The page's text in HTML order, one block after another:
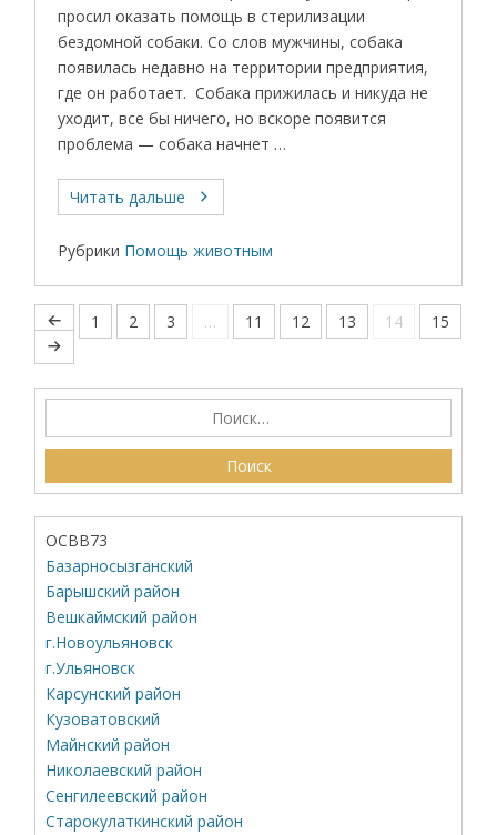
просил оказать помощь в стерилизации
бездомной собаки. Со слов мужчины, собака
появилась недавно на территории предприятия,
где он работает. Собака прижилась и никуда не
уходит, все бы ничего, но вскоре появится
проблема — собака начнет …
Читать дальше
Рубрики Помощь животным
1 2 3 … 11 12 13 14 15
ОСВВ73
Базарносызганский
Барышский район
Вешкаймский район
г.Новоульяновск
г.Ульяновск
Карсунский район
Кузоватовский
Майнский район
Николаевский район
Сенгилеевский район
Старокулаткинский район